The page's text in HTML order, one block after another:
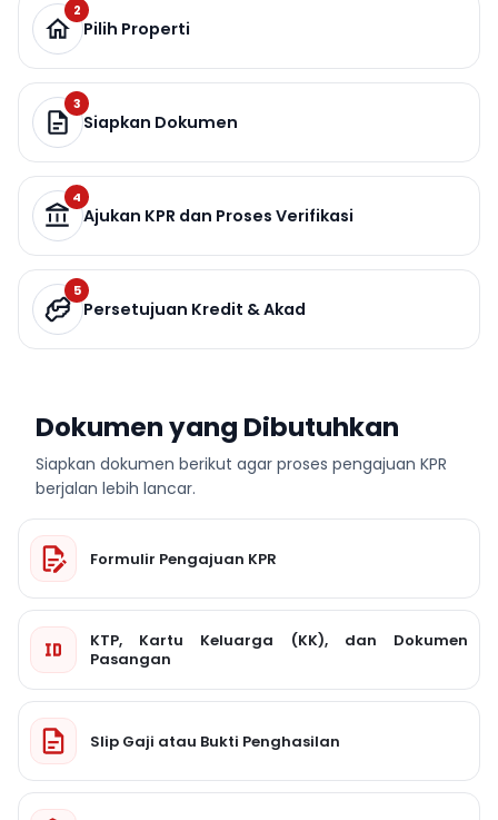
2
Pilih Properti
3
Siapkan Dokumen
4
Ajukan KPR dan Proses Verifikasi
5
Persetujuan Kredit & Akad
Dokumen yang Dibutuhkan
Siapkan dokumen berikut agar proses pengajuan KPR
berjalan lebih lancar.
Formulir Pengajuan KPR
KTP, Kartu Keluarga (KK), dan Dokumen
Pasangan
Slip Gaji atau Bukti Penghasilan